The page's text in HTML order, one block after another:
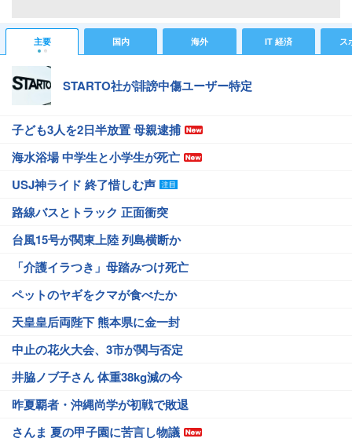
#ネット・ITニュース
主要 国内 海外 IT 経済 ス
STARTO社が誹謗中傷ユーザー特定
子ども3人を2日半放置 母親逮捕
海水浴場 中学生と小学生が死亡
USJ神ライド 終了惜しむ声
路線バスとトラック 正面衝突
台風15号が関東上陸 列島横断か
「介護イラつき」母踏みつけ死亡
ペットのヤギをクマが食べたか
天皇皇后両陛下 熊本県に金一封
中止の花火大会、3市が関与否定
井脇ノブ子さん 体重38kg減の今
昨夏覇者・沖縄尚学が初戦で敗退
さんま 夏の甲子園に苦言し物議